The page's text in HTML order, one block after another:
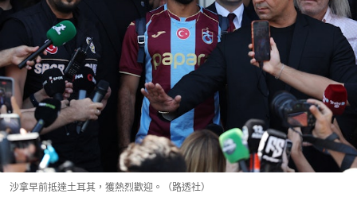
沙拿早前抵達土耳其，獲熱烈歡迎。（路透社）